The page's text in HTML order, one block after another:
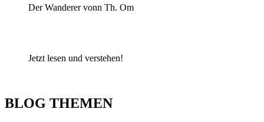
Der Wanderer vonn Th. Om
Jetzt lesen und verstehen!
BLOG THEMEN